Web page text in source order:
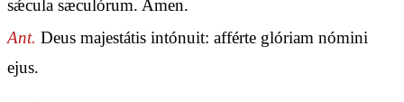
sǽcula sæculórum. Amen.
Ant. Deus majestátis intónuit: afférte glóriam nómini
ejus.